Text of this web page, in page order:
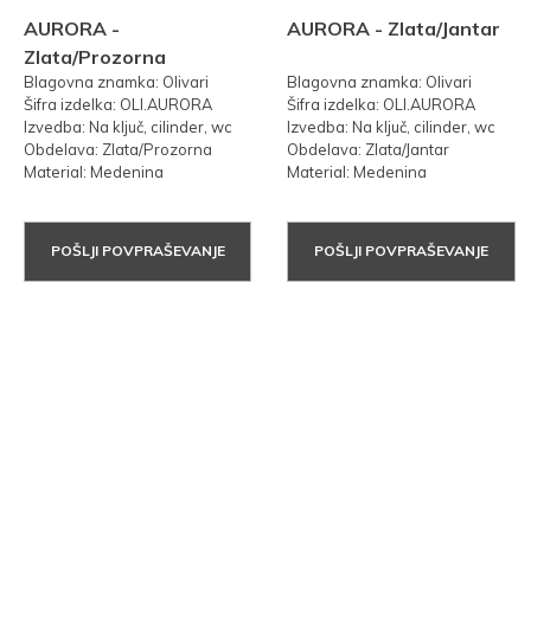
AURORA -
Zlata/Prozorna
Blagovna znamka: Olivari
Šifra izdelka: OLI.AURORA
Izvedba: Na ključ, cilinder, wc
Obdelava: Zlata/Prozorna
Material: Medenina
POŠLJI POVPRAŠEVANJE
AURORA - Zlata/Jantar
Blagovna znamka: Olivari
Šifra izdelka: OLI.AURORA
Izvedba: Na ključ, cilinder, wc
Obdelava: Zlata/Jantar
Material: Medenina
POŠLJI POVPRAŠEVANJE